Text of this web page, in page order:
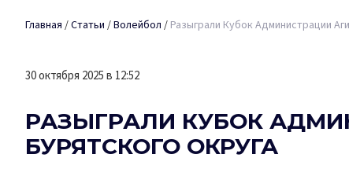
Главная /Статьи /Волейбол / Разыграли Кубок Администрации
30 октября 2025 в 12:52
РАЗЫГРАЛИ КУБОК
БУРЯТСКОГО ОКРУГА